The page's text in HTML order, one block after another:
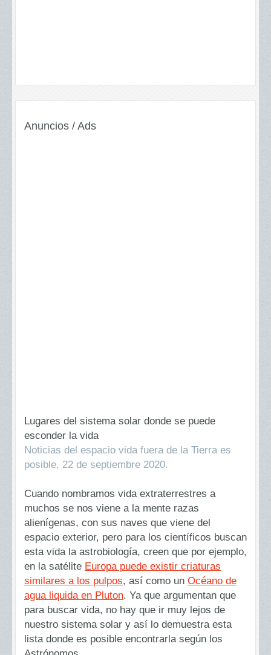
Anuncios / Ads
Lugares del sistema solar donde se puede
esconder la vida
Noticias del espacio vida fuera de la Tierra es
posible, 22 de septiembre 2020.
Cuando nombramos vida extraterrestres a
muchos se nos viene a la mente razas
alienígenas, con sus naves que viene del
espacio exterior, pero para los científicos buscan
esta vida la astrobiología, creen que por ejemplo,
en la satélite Europa puede existir criaturas
similares a los pulpos, así como un Océano de
agua liquida en Pluton. Ya que argumentan que
para buscar vida, no hay que ir muy lejos de
nuestro sistema solar y así lo demuestra esta
lista donde es posible encontrarla según los